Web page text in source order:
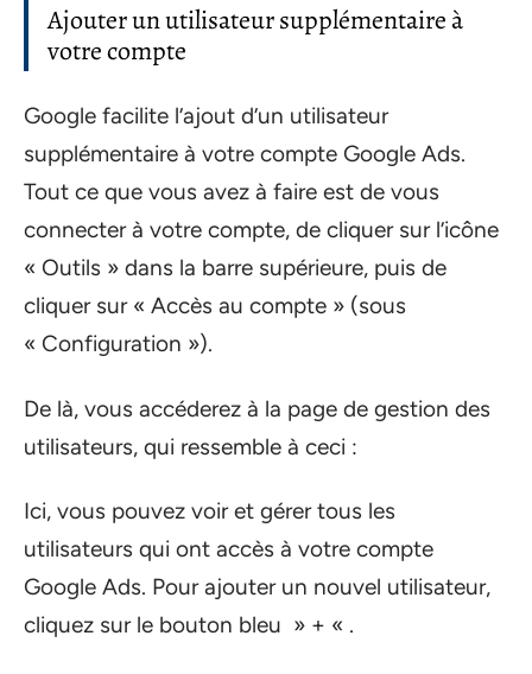
Ajouter un utilisateur supplémentaire à
votre compte
Google facilite l’ajout d’un utilisateur
supplémentaire à votre compte Google Ads.
Tout ce que vous avez à faire est de vous
connecter à votre compte, de cliquer sur l’icône
« Outils » dans la barre supérieure, puis de
cliquer sur « Accès au compte » (sous
« Configuration »).
De là, vous accéderez à la page de gestion des
utilisateurs, qui ressemble à ceci :
Ici, vous pouvez voir et gérer tous les
utilisateurs qui ont accès à votre compte
Google Ads. Pour ajouter un nouvel utilisateur,
cliquez sur le bouton bleu » + « .